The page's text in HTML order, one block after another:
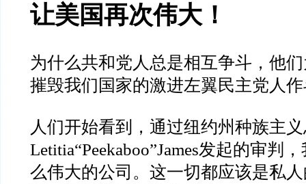
让美国再次伟大！
为什么共和党人总是相互争斗，他
摧毁我们国家的激进左翼民主党人
人们开始看到，通过纽约州种族主
Letitia“Peekaboo”James发起的审判
么伟大的公司。这一切都应该是私